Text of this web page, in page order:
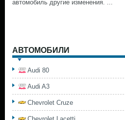
автомобиль другие изменения. ...
АВТОМОБИЛИ
Audi 80
Audi A3
Chevrolet Cruze